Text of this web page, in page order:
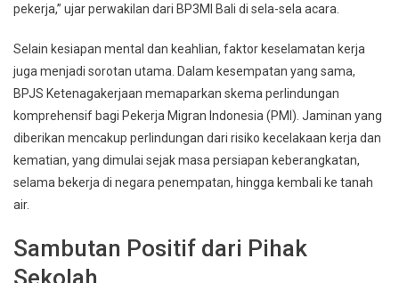
pekerja,” ujar perwakilan dari BP3MI Bali di sela-sela acara.
Selain kesiapan mental dan keahlian, faktor keselamatan kerja
juga menjadi sorotan utama. Dalam kesempatan yang sama,
BPJS Ketenagakerjaan memaparkan skema perlindungan
komprehensif bagi Pekerja Migran Indonesia (PMI). Jaminan yang
diberikan mencakup perlindungan dari risiko kecelakaan kerja dan
kematian, yang dimulai sejak masa persiapan keberangkatan,
selama bekerja di negara penempatan, hingga kembali ke tanah
air.
Sambutan Positif dari Pihak
Sekolah